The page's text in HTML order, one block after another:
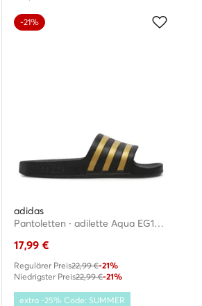
-21%
adidas
Pantoletten · adilette Aqua EG1758 · Schwarz
17,99 €
Regulärer Preis22,99 €-21%
Niedrigster Preis22,99 €-21%
extra -25% Code: SUMMER